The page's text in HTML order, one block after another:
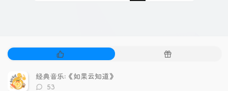
门
文
章
随
经典音乐:《如果云知道》
评
53